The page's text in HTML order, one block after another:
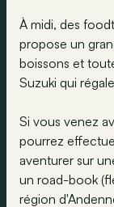
À midi, des
propose un
boissons et
Suzuki qui
Si vous venez
pourrez
aventurer sur
un road-book
région